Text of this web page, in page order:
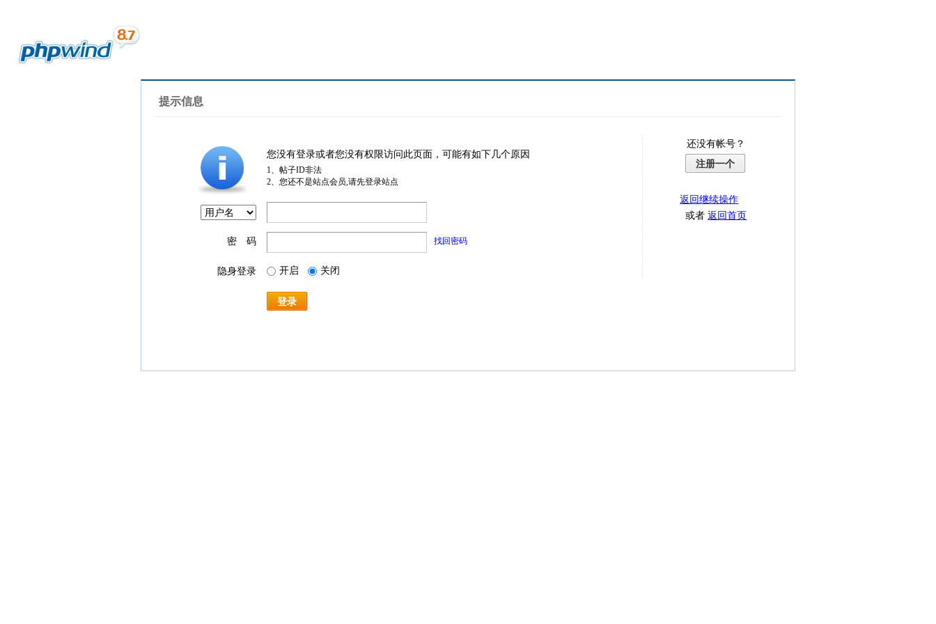
提示信息
您没有登录或者您没有权限访问此页面，可能有如下几个原因
1、帖子ID非法
2、您还不是站点会员,请先登录站点
密 码 找回密码
隐身登录 开启 关闭
登录
还没有帐号？
注册一个
返回继续操作
或者返回首页